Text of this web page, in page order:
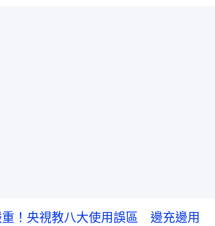
重！央視教八大使用誤區 邊充邊用